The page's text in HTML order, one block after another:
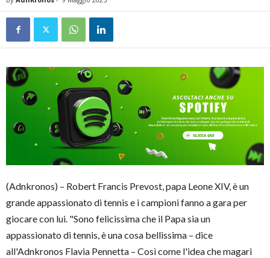
(Adnkronos) – Robert Francis Prevost, papa Leone XIV, è un
grande appassionato di tennis e i campioni fanno a gara per
giocare con lui. "Sono felicissima che il Papa sia un
appassionato di tennis, è una cosa bellissima – dice
all'Adnkronos Flavia Pennetta – Così come l'idea che magari